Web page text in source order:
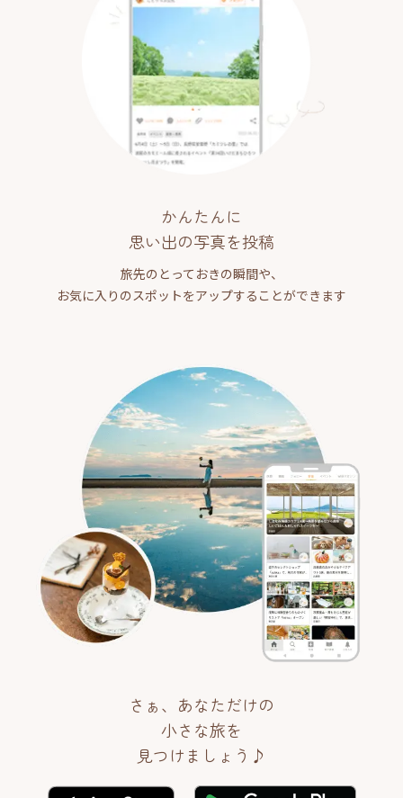
かんたんに
思い出の写真を投稿
旅先のとっておきの瞬間や、
お気に入りのスポットをアップすることができます
さぁ、あなただけの
小さな旅を
見つけましょう♪